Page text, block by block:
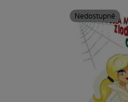
Nedostupné